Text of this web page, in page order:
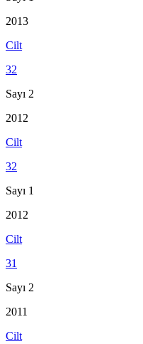
2013
Cilt
32
Sayı 2
2012
Cilt
32
Sayı 1
2012
Cilt
31
Sayı 2
2011
Cilt